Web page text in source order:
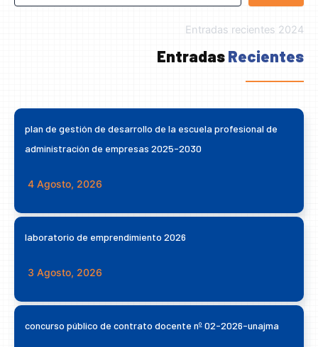
Entradas recientes 2024
EntradasRecientes
plan de gestión de desarrollo de la escuela profesional de
administración de empresas 2025-2030
4 Agosto, 2026
laboratorio de emprendimiento 2026
3 Agosto, 2026
concurso público de contrato docente nº 02-2026-unajma